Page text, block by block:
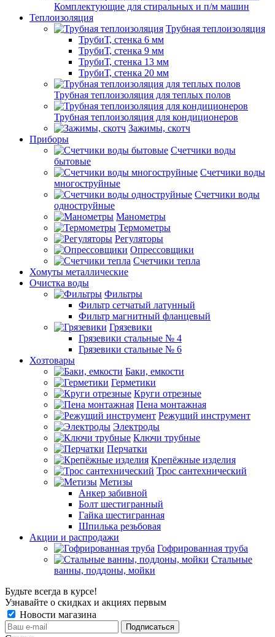
Комплектующие для стиральных и п/м машин
Теплоизоляция
Трубная теплоизоляция
ТрубиТ, стенка 6 мм
ТрубиТ, стенка 9 мм
ТрубиТ, стенка 13 мм
ТрубиТ, стенка 20 мм
Трубная теплоизоляция для теплых полов
Трубная теплоизоляция для кондиционеров
Зажимы, скотч
Приборы
Счетчики воды
бытовые
Счетчики воды
многоструйные
Счетчики воды
одноструйные
Манометры
Термометры
Регуляторы
Опрессовщики
Счетчики тепла
Хомуты металлические
Очистка воды
Фильтры
Фильтр сетчатый латунный
Фильтр магнитный фланцевый
Грязевики
Грязевики стальные № 4
Грязевики стальные № 6
Хозтовары
Баки, емкости
Герметики
Круги отрезные
Пена монтажная
Режущий инструмент
Электроды
Ключи трубные
Перчатки
Крепёжные изделия
Трос сантехнический
Метизы
Анкер забивной
Болт шестигранный
Гайка шестигранная
Шпилька резьбовая
Акции и распродажи
Гофрированная труба
Стальные
ванны, поддоны, мойки
Будьте всегда в курсе!
Узнавайте о скидках и акциях первым
Новости магазина